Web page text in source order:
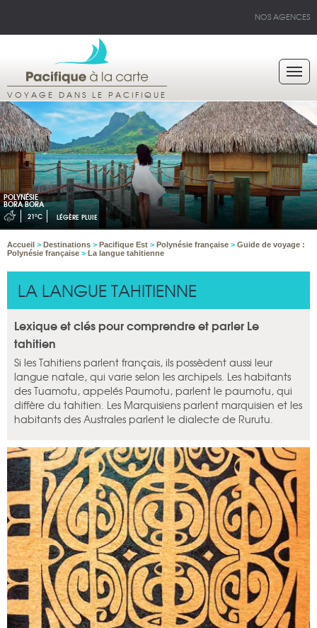
NOS AGENCES
VOYAGE DANS LE PACIFIQUE
POLYNÉSIE
BORA BORA
21°C LÉGÈRE PLUIE
Accueil > Destinations > Pacifique Est > Polynésie française > Guide de voyage :
Polynésie française > La langue tahitienne
LA LANGUE TAHITIENNE
Lexique et clés pour comprendre et parler Le
tahitien
Si les Tahitiens parlent français, ils possèdent aussi leur
langue natale, qui varie selon les archipels. Les habitants
des Tuamotu, appelés Paumotu, parlent le paumotu, qui
diffère du tahitien. Les Marquisiens parlent marquisien et les
habitants des Australes parlent le dialecte de Rurutu.